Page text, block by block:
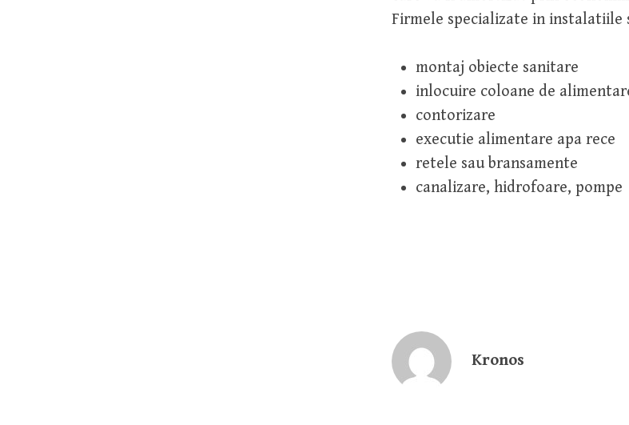
Firmele specializate in
montaj obiecte sanitare
inlocuire coloane de
contorizare
executie alimentare apa rece
retele sau bransamente
canalizare, hidrofoare, pompe
Kronos